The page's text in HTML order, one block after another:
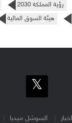
رؤية المملكة 2030
هيئة السوق المالية
اخبار السوشل ميديا